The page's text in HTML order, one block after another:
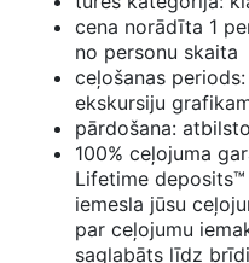
cena norādīta 1
no personu skaita
ceļošanas
ekskursiju
pārdošana:
100% ceļojuma
Lifetime
iemesla jūsu
par ceļojumu
saglabāts līdz